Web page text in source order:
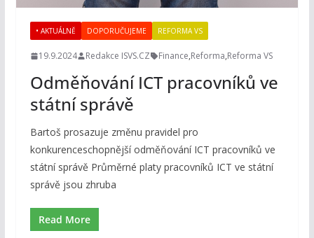
• AKTUÁLNĚ DOPORUČUJEME REFORMA VS
19.9.2024 Redakce ISVS.CZ Finance,Reforma,Reforma VS
Odměňování ICT pracovníků ve
státní správě
Bartoš prosazuje změnu pravidel pro
konkurenceschopnější odměňování ICT pracovníků ve
státní správě Průměrné platy pracovníků ICT ve státní
správě jsou zhruba
Read More